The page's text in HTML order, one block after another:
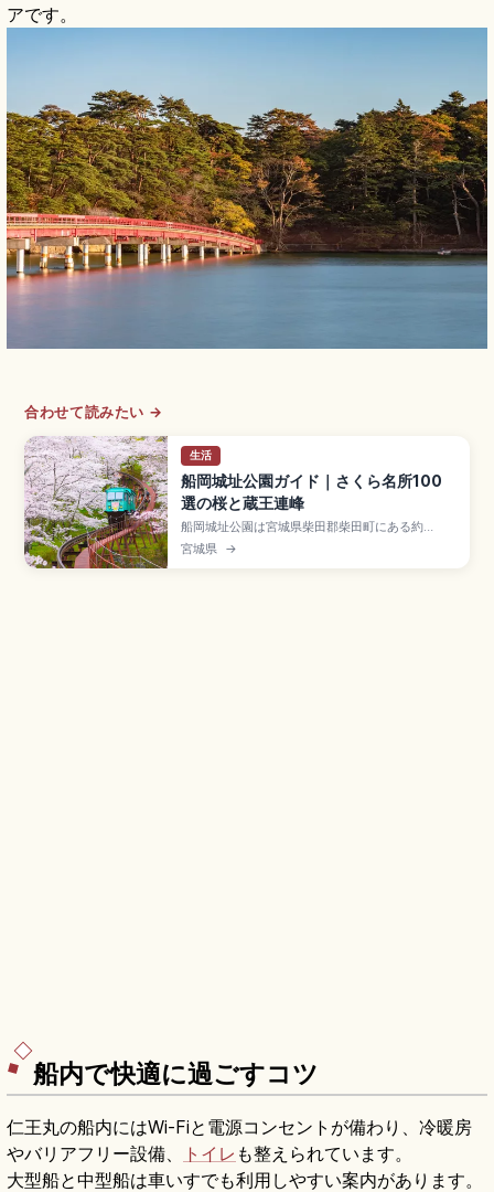
アです。
合わせて読みたい →
生活
船岡城址公園ガイド｜さくら名所100
選の桜と蔵王連峰
船岡城址公園は宮城県柴田郡柴田町にある約
1,300本以上の桜が咲き誇る城址公園で、白石川
堤一目千本桜とともに「日本さくら名所100選」
宮城県 →
船内で快適に過ごすコツ
仁王丸の船内にはWi-Fiと電源コンセントが備わり、冷暖房
やバリアフリー設備、
トイレ も整えられています。
大型船と中型船は車いすでも利用しやすい案内があります。